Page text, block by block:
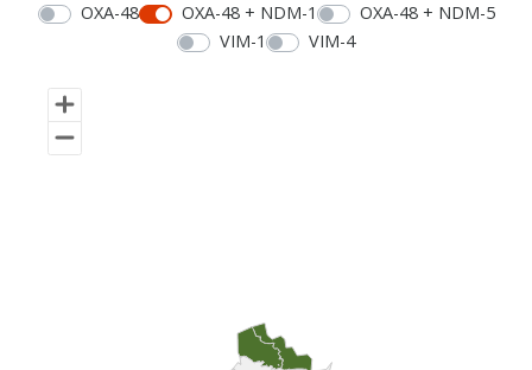
OXA-48
OXA-48 + NDM-1
OXA-48 + NDM-5
VIM-1
VIM-4